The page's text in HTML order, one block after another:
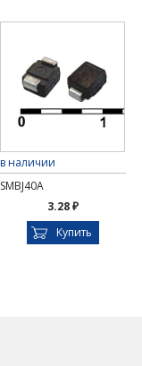
в наличии
SMBJ40A
3.28 ₽
Купить